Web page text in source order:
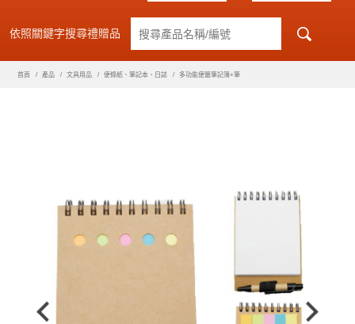
依照關鍵字搜尋禮贈品
首頁 產品 文具用品 便條紙、筆記本、日誌 多功能便籤筆記簿+筆